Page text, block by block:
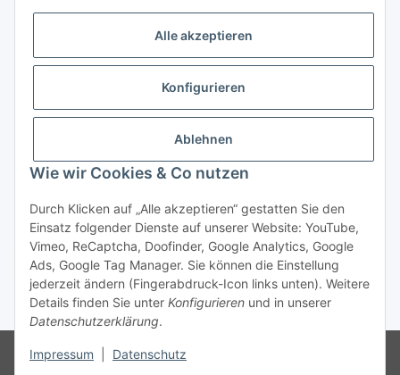
Alle akzeptieren
Konfigurieren
Ablehnen
Wie wir Cookies & Co nutzen
Durch Klicken auf „Alle akzeptieren“ gestatten Sie den
Einsatz folgender Dienste auf unserer Website: YouTube,
Vimeo, ReCaptcha, Doofinder, Google Analytics, Google
Ads, Google Tag Manager. Sie können die Einstellung
jederzeit ändern (Fingerabdruck-Icon links unten). Weitere
Details finden Sie unter Konfigurieren und in unserer
Datenschutzerklärung.
Impressum Datenschutz
Gesetzliche Informationen
Bestellung wiederrufen
* Alle Preise inkl. gesetzlicher USt., zzgl.Versand
Besucherzähler: 75665851